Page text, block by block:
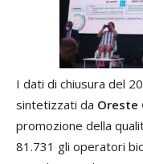
I dati di chiusura del
sintetizzati da Oreste
promozione della
81.731 gli operatori